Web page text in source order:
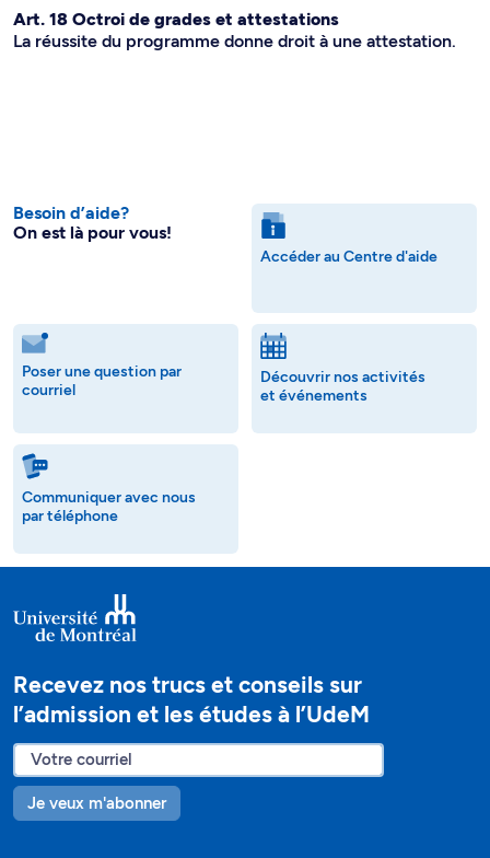
Art. 18 Octroi de grades et attestations
La réussite du programme donne droit à une attestation.
Besoin d’aide?
On est là pour vous!
Accéder au Centre d'aide
Poser une question par
courriel
Découvrir nos activités
et événements
Communiquer avec nous
par téléphone
Recevez nos trucs et conseils sur
l’admission et les études à l’UdeM
Je veux m'abonner